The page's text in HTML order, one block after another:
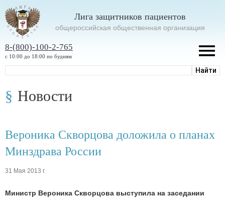
Лига защитников пациентов
oбщероссийская общественная организация
8-(800)-100-2-765
с 10:00 до 18:00 по будням
Новости
Вероника Скворцова доложила о планах
Минздрава России
31 Мая 2013 г.
Министр Вероника Скворцова выступила на заседании